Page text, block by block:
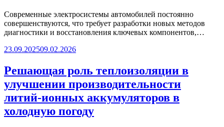
Современные электросистемы автомобилей постоянно
совершенствуются, что требует разработки новых методов
диагностики и восстановления ключевых компонентов,…
23.09.202509.02.2026
Решающая роль теплоизоляции в
улучшении производительности
литий-ионных аккумуляторов в
холодную погоду